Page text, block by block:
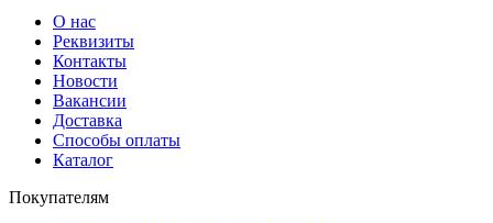
О нас
Реквизиты
Контакты
Новости
Вакансии
Доставка
Способы оплаты
Каталог
Покупателям